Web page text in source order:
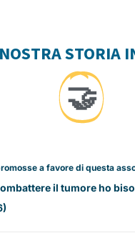
STORIA
🤝
a favore di questa
il tumore ho